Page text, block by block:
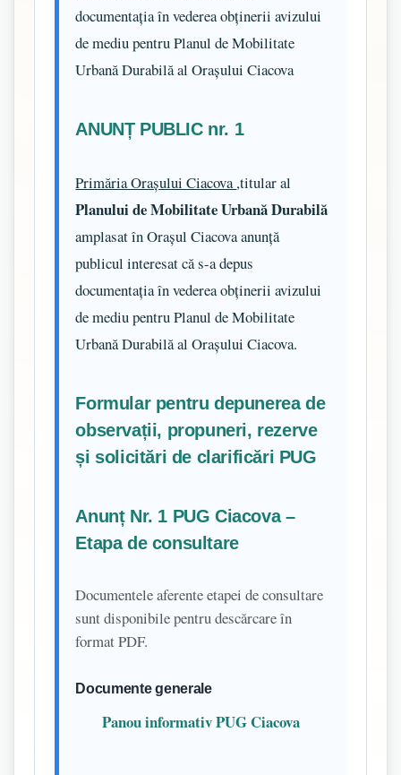
documentația în vederea obținerii avizului
de mediu pentru Planul de Mobilitate
Urbană Durabilă al Orașului Ciacova
ANUNȚ PUBLIC nr. 1
Primăria Orașului Ciacova ,titular al
Planului de Mobilitate Urbană Durabilă
amplasat în Orașul Ciacova anunță
publicul interesat că s-a depus
documentația în vederea obținerii avizului
de mediu pentru Planul de Mobilitate
Urbană Durabilă al Orașului Ciacova.
Formular pentru depunerea de
observații, propuneri, rezerve
și solicitări de clarificări PUG
Anunț Nr. 1 PUG Ciacova –
Etapa de consultare
Documentele aferente etapei de consultare
sunt disponibile pentru descărcare în
format PDF.
Documente generale
Panou informativ PUG Ciacova